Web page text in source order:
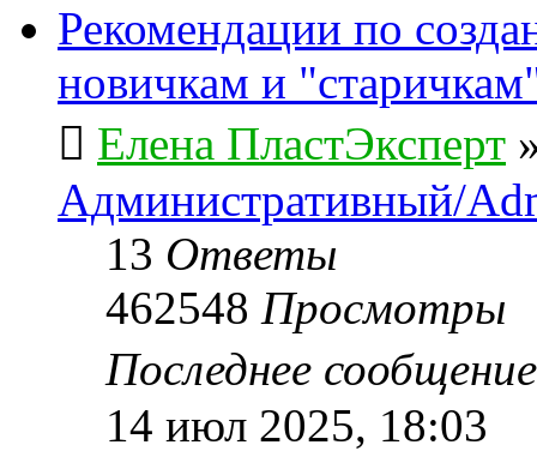
Рекомендации по
новичкам и
Елена ПластЭксперт
Административный/
13 Ответы
462548 Просмотры
Последнее
14 июл 2025, 18:03